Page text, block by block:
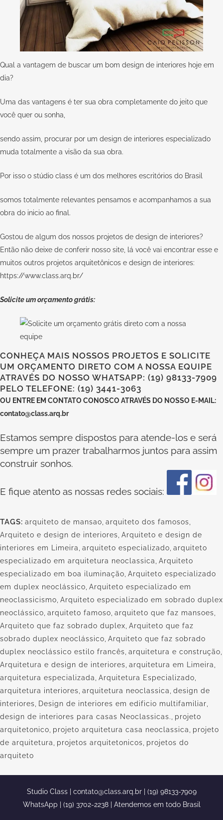
Qual a vantagem de buscar um bom design de interiores hoje em
dia?
Uma das vantagens é ter sua obra completamente do jeito que
você quer ou sonha,
sendo assim, procurar por um design de interiores especializado
muda totalmente a visão da sua obra.
Por isso o stúdio class é um dos melhores escritórios do Brasil
somos totalmente relevantes pensamos e acompanhamos a sua
obra do inicio ao final.
Gostou de algum dos nossos projetos de design de interiores?
Então não deixe de conferir nosso site, lá você vai encontrar esse e
muitos outros projetos arquitetônicos e design de interiores:
https://www.class.arq.br/
Solicite um orçamento grátis:
CONHEÇA MAIS NOSSOS PROJETOS E SOLICITE
UM ORÇAMENTO DIRETO COM A NOSSA EQUIPE
ATRAVÉS DO NOSSO WHATSAPP: (19) 98133-7909
PELO TELEFONE: (19) 3441-3063
OU ENTRE EM CONTATO CONOSCOATRAVÉS DO NOSSO E-MAIL:
contato@class.arq.br
Estamos sempre dispostos para atende-los e será
sempre um prazer trabalharmos juntos para assim
construir sonhos.
E fique atento as nossas redes sociais:
TAGS: arquiteto de mansao, arquiteto dos famosos,
Arquiteto e design de interiores, Arquiteto e design de
interiores em Limeira, arquiteto especializado, arquiteto
especializado em arquitetura neoclassica, Arquiteto
especializado em boa iluminação, Arquiteto especializado
em duplex neoclássico, Arquiteto especializado em
neoclassicismo, Arquiteto especializado em sobrado duplex
neoclássico, arquiteto famoso, arquiteto que faz mansoes,
Arquiteto que faz sobrado duplex, Arquiteto que faz
sobrado duplex neoclássico, Arquiteto que faz sobrado
duplex neoclássico estilo francês, arquitetura e construção,
Arquitetura e design de interiores, arquitetura em Limeira,
arquitetura especializada, Arquitetura Especializado,
arquitetura interiores, arquitetura neoclassica, design de
interiores, Design de interiores em edificio multifamiliar,
design de interiores para casas Neoclassicas., projeto
arquitetonico, projeto arquitetura casa neoclassica, projeto
de arquitetura, projetos arquitetonicos, projetos do
arquiteto
Studio Class | contato@class.arq.br| (19) 98133-7909
WhatsApp | (19) 3702-2238 | Atendemos em todo Brasil